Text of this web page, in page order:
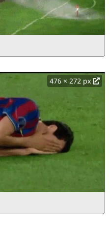
476 × 272 px